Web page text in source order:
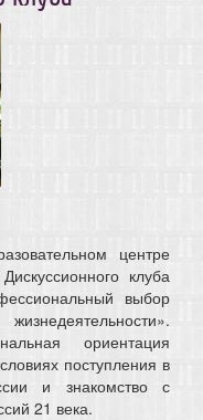
центре
клуба
выбор
ориентация
поступления в
и знакомство с
21 века.